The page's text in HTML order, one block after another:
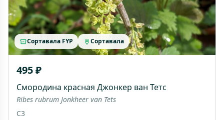
Сортавала FYP Сортавала
495 ₽
Смородина красная Джонкер ван Тетс
Ribes rubrum Jonkheer van Tets
C3